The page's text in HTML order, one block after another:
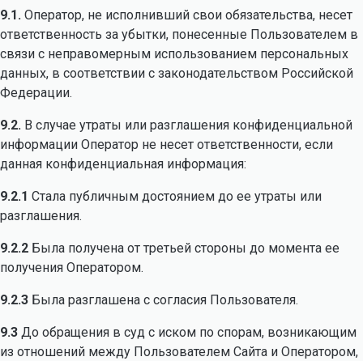
9.1. Оператор, не исполнивший свои обязательства, несет
ответственность за убытки, понесенные Пользователем в
связи с неправомерным использованием персональных
данных, в соответствии с законодательством Российской
Федерации.
9.2. В случае утраты или разглашения конфиденциальной
информации Оператор не несет ответственности, если
данная конфиденциальная информация:
9.2.1 Стала публичным достоянием до ее утраты или
разглашения.
9.2.2 Была получена от третьей стороны до момента ее
получения Оператором.
9.2.3 Была разглашена с согласия Пользователя.
9.3 До обращения в суд с иском по спорам, возникающим
из отношений между Пользователем Сайта и Оператором,